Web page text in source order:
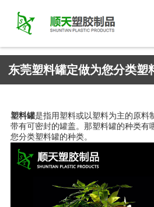
东莞塑料罐定做为您分类塑
塑料罐是指用塑料或以塑料为主的原料
带有可密封的罐盖。那塑料罐的种类有
您分类塑料罐的种类。